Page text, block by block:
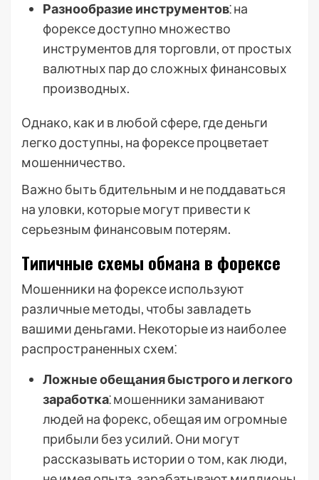
Разнообразие инструментов⁚ на
форексе доступно множество
инструментов для торговли, от простых
валютных пар до сложных финансовых
производных.
Однако, как и в любой сфере, где деньги
легко доступны, на форексе процветает
мошенничество.
Важно быть бдительным и не поддаваться
на уловки, которые могут привести к
серьезным финансовым потерям.
Типичные схемы обмана в форексе
Мошенники на форексе используют
различные методы, чтобы завладеть
вашими деньгами. Некоторые из наиболее
распространенных схем⁚
Ложные обещания быстрого и легкого
заработка⁚ мошенники заманивают
людей на форекс, обещая им огромные
прибыли без усилий. Они могут
рассказывать истории о том, как люди,